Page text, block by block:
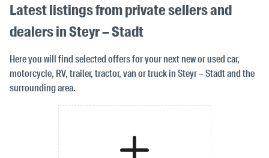
Latest listings from private sellers and
dealers in Steyr – Stadt
Here you will find selected offers for your next new or used car,
motorcycle, RV, trailer, tractor, van or truck in Steyr – Stadt and the
surrounding area.